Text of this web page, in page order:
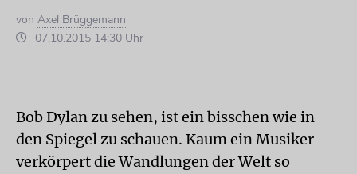
von Axel Brüggemann
07.10.2015 14:30 Uhr
Bob Dylan zu sehen, ist ein bisschen wie in
den Spiegel zu schauen. Kaum ein Musiker
verkörpert die Wandlungen der Welt so